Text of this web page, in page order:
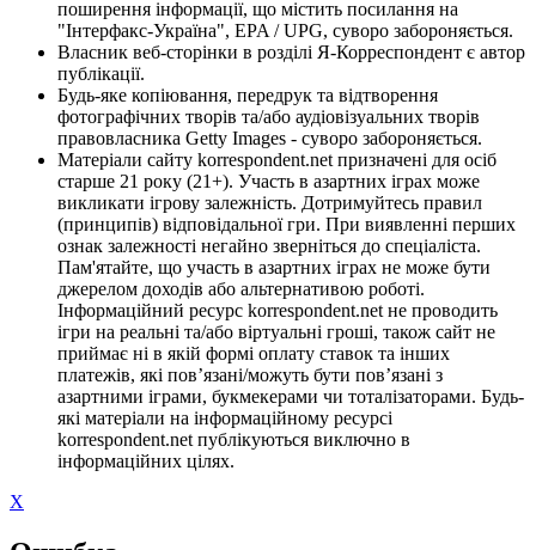
поширення інформації, що містить посилання на
"Інтерфакс-Україна", EPA / UPG, суворо забороняється.
Власник веб-сторінки в розділі Я-Корреспондент є автор
публікації.
Будь-яке копіювання, передрук та відтворення
фотографічних творів та/або аудіовізуальних творів
правовласника Getty Images - суворо забороняється.
Матеріали сайту korrespondent.net призначені для осіб
старше 21 року (21+). Участь в азартних іграх може
викликати ігрову залежність. Дотримуйтесь правил
(принципів) відповідальної гри. При виявленні перших
ознак залежності негайно зверніться до спеціаліста.
Пам'ятайте, що участь в азартних іграх не може бути
джерелом доходів або альтернативою роботі.
Інформаційний ресурс korrespondent.net не проводить
ігри на реальні та/або віртуальні гроші, також сайт не
приймає ні в якій формі оплату ставок та інших
платежів, які пов’язані/можуть бути пов’язані з
азартними іграми, букмекерами чи тоталізаторами. Будь-
які матеріали на інформаційному ресурсі
korrespondent.net публікуються виключно в
інформаційних цілях.
X